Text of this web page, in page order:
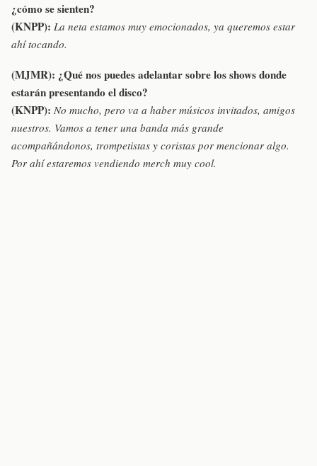
¿cómo se sienten?
(KNPP): La neta estamos muy emocionados, ya queremos estar
ahí tocando.
(MJMR): ¿Qué nos puedes adelantar sobre los shows donde
estarán presentando el disco?
(KNPP): No mucho, pero va a haber músicos invitados, amigos
nuestros. Vamos a tener una banda más grande
acompañándonos, trompetistas y coristas por mencionar algo.
Por ahí estaremos vendiendo merch muy cool.